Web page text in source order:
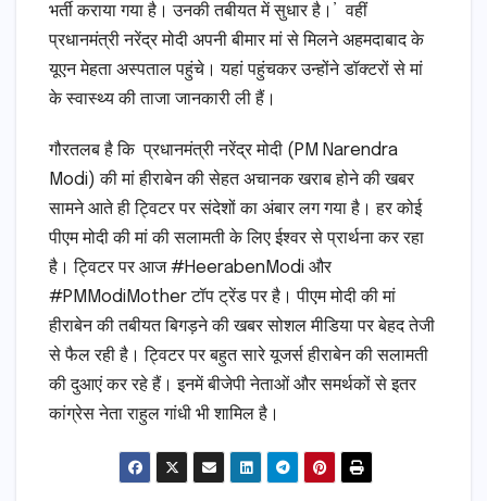
भर्ती कराया गया है। उनकी तबीयत में सुधार है।’ वहीं
प्रधानमंत्री नरेंद्र मोदी अपनी बीमार मां से मिलने अहमदाबाद के
यूएन मेहता अस्पताल पहुंचे। यहां पहुंचकर उन्होंने डॉक्टरों से मां
के स्वास्थ्य की ताजा जानकारी ली हैं।
गौरतलब है कि प्रधानमंत्री नरेंद्र मोदी (PM Narendra
Modi) की मां हीराबेन की सेहत अचानक खराब होने की खबर
सामने आते ही ट्विटर पर संदेशों का अंबार लग गया है। हर कोई
पीएम मोदी की मां की सलामती के लिए ईश्वर से प्रार्थना कर रहा
है। ट्विटर पर आज #HeerabenModi और
#PMModiMother टॉप ट्रेंड पर है। पीएम मोदी की मां
हीराबेन की तबीयत बिगड़ने की खबर सोशल मीडिया पर बेहद तेजी
से फैल रही है। ट्विटर पर बहुत सारे यूजर्स हीराबेन की सलामती
की दुआएं कर रहे हैं। इनमें बीजेपी नेताओं और समर्थकों से इतर
कांग्रेस नेता राहुल गांधी भी शामिल है।